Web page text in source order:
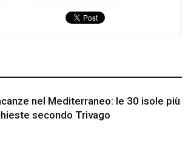
nel Mediterraneo: le 30 isole più
secondo Trivago